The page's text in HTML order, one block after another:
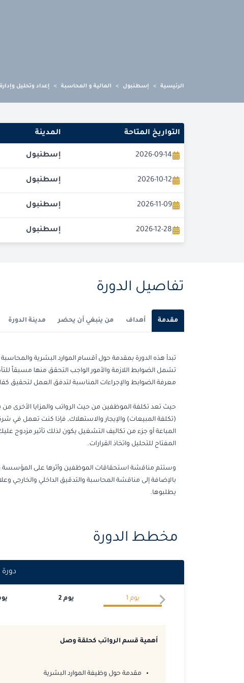
الرئيسية > إسطنبول > المالية و المحاسبة > إعداد وتحليل
التواريخ المتاحة المدينة
2026-09-14 إسطنبول
2026-10-12 إسطنبول
2026-11-09 إسطنبول
2026-12-28 إسطنبول
تفاصيل الدورة
مقدمة أهداف من ينبغي أن يحضر مدينة الدورة
تبدأ هذه الدورة بمقدمة حول أقسام الموارد البشرية
تشمل الضوابط اللازمة والأمور الواجب التحقق منها مسبقاً
معرفة الضوابط والإجراءات المناسبة لتدفق العمل
حيث تعد تكلفة الموظفين من حيث الرواتب والمزايا الأخرى من
(تكلفة المبيعات) والإيجار والاستهلاك, فإذا كنت تعمل في
المباعة أو جزء من تكاليف التشغيل يكون لذلك تأثير مزدوج
المفتاح للتحليل واتخاذ القرارات.
وستتم مناقشة استحقاقات الموظفين وأثرها على المؤسسة
بالإضافة إلى مناقشة المحاسبة والتدقيق الداخلي والخارجي
يطلبوها.
مخطط الدورة
دورة
يوم 1 يوم 2
أهمية قسم الرواتب كحلقة وصل
مقدمة حول وظيفة الموارد البشرية